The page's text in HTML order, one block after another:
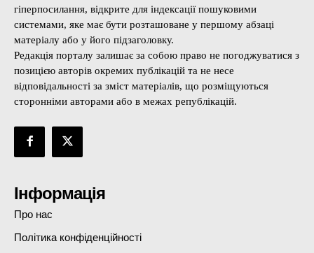
гіперпосилання, відкрите для індексації пошуковими
системами, яке має бути розташоване у першому абзаці
матеріалу або у його підзаголовку.
Редакція порталу залишає за собою право не погоджуватися з
позицією авторів окремих публікацій та не несе
відповідальності за зміст матеріалів, що розміщуються
сторонніми авторами або в межах републікацій.
Інформація
Про нас
Політика конфіденційності